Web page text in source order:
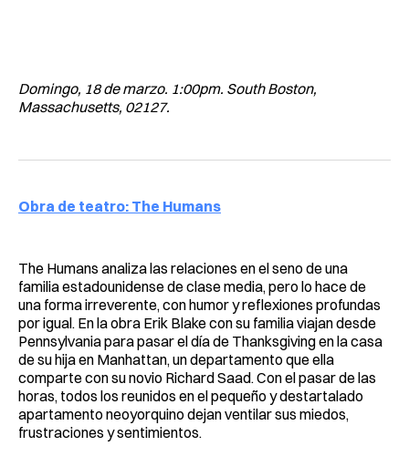
Domingo, 18 de marzo. 1:00pm. South Boston,
Massachusetts, 02127.
Obra de teatro: The Humans
The Humans analiza las relaciones en el seno de una
familia estadounidense de clase media, pero lo hace de
una forma irreverente, con humor y reflexiones profundas
por igual. En la obra Erik Blake con su familia viajan desde
Pennsylvania para pasar el día de Thanksgiving en la casa
de su hija en Manhattan, un departamento que ella
comparte con su novio Richard Saad. Con el pasar de las
horas, todos los reunidos en el pequeño y destartalado
apartamento neoyorquino dejan ventilar sus miedos,
frustraciones y sentimientos.